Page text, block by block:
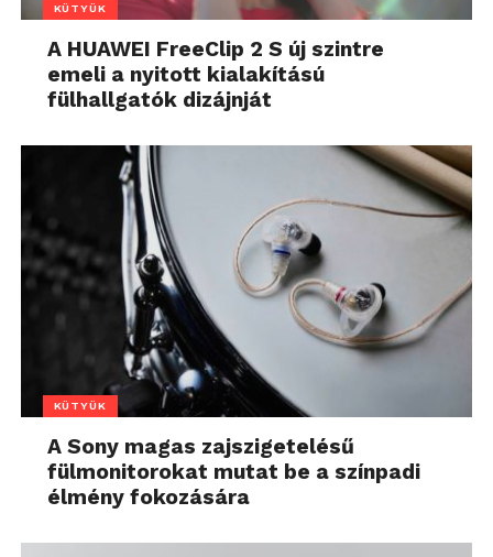
KÜTYÜK
A HUAWEI FreeClip 2 S új szintre
emeli a nyitott kialakítású
fülhallgatók dizájnját
KÜTYÜK
A Sony magas zajszigetelésű
fülmonitorokat mutat be a színpadi
élmény fokozására